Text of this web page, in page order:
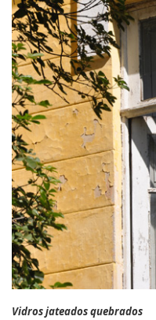
Vidros jateados quebrados